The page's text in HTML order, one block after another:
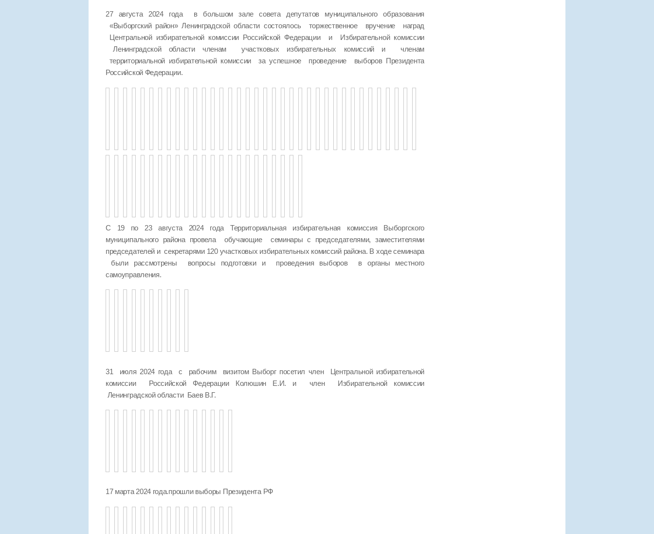
27 августа 2024 года в большом зале совета депутатов муниципального образования
«Выборгский район» Ленинградской области состоялось торжественное вручение наград
Центральной избирательной комиссии Российской Федерации и Избирательной комиссии
Ленинградской области членам участковых избирательных комиссий и членам
территориальной избирательной комиссии за успешное проведение выборов Президента
Российской Федерации.
С 19 по 23 августа 2024 года Территориальная избирательная комиссия Выборгского
муниципального района провела обучающие семинары с председателями, заместителями
председателей и секретарями 120 участковых избирательных комиссий района. В ходе семинара
были рассмотрены вопросы подготовки и проведения выборов в органы местного
самоуправления.
31 июля 2024 года с рабочим визитом Выборг посетил член Центральной избирательной
комиссии Российской Федерации Колюшин Е.И. и член Избирательной комиссии
Ленинградской области Баев В.Г.
17 марта 2024 года.прошли выборы Президента РФ